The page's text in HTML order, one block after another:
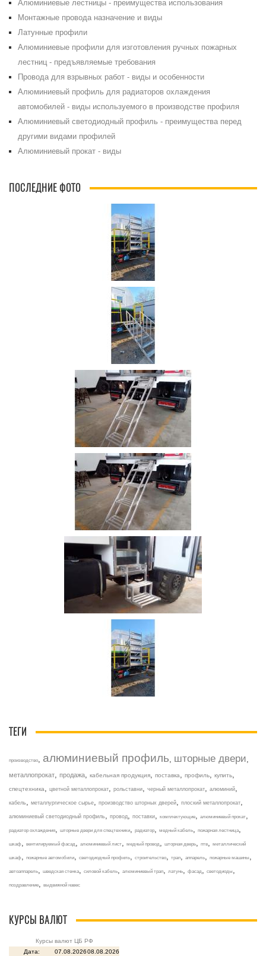
Алюминиевые лестницы - преимущества использования
Монтажные провода назначение и виды
Латунные профили
Алюминиевые профили для изготовления ручных пожарных
лестниц - предъявляемые требования
Провода для взрывных работ - виды и особенности
Алюминиевый профиль для радиаторов охлаждения
автомобилей - виды используемого в производстве профиля
Алюминиевый светодиодный профиль - преимущества перед
другими видами профилей
Алюминиевый прокат - виды
ПОСЛЕДНИЕ ФОТО
ТЕГИ
производство, алюминиевый профиль, шторные двери,
металлопрокат, продажа, кабельная продукция, поставка, профиль, купить,
спецтехника, цветной металлопрокат, рольставни, черный металлопрокат, алюминий,
кабель, металлургическое сырье, производство шторных дверей, плоский металлопрокат,
алюминиевый светодиодный профиль, провод, поставки, комплектующие, алюминиевый прокат,
радиатор охлаждения, шторные двери для спецтехники, радиатор, медный кабель, пожарная лестница,
шкаф, вентилируемый фасад, алюминиевый лист, медный провод, шторная дверь, птв, металлический
шкаф, пожарные автомобили, светодиодный профиль, строительство, трап, аппарель, пожарные машины,
автоаппарель, шведская стенка, силовой кабель, алюминиевый трап, латунь, фасад, светодиоды,
поздравление, выдвижной навес
КУРСЫ ВАЛЮТ
Курсы валют ЦБ РФ
Дата:
07.08.202608.08.2026